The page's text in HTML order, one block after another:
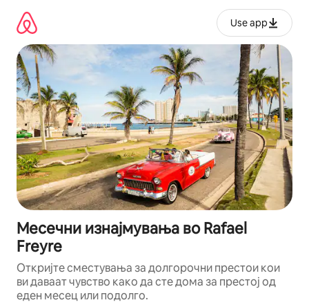
содржина
Use app
Месечни изнајмувања во Rafael
Freyre
Откријте сместувања за долгорочни престои кои
ви даваат чувство како да сте дома за престој од
еден месец или подолго.